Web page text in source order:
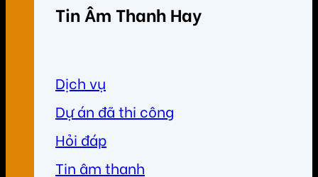
Tin Âm Thanh Hay
Dịch vụ
Dự án đã thi công
Hỏi đáp
Tin âm thanh